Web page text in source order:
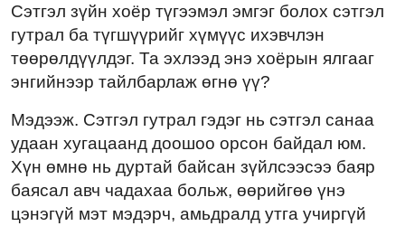
Сэтгэл зүйн хоёр түгээмэл эмгэг болох сэтгэл
гутрал ба түгшүүрийг хүмүүс ихэвчлэн
төөрөлдүүлдэг. Та эхлээд энэ хоёрын ялгааг
энгийнээр тайлбарлаж өгнө үү?
Мэдээж. Сэтгэл гутрал гэдэг нь сэтгэл санаа
удаан хугацаанд доошоо орсон байдал юм.
Хүн өмнө нь дуртай байсан зүйлсээсээ баяр
баясал авч чадахаа больж, өөрийгөө үнэ
цэнэгүй мэт мэдэрч, амьдралд утга учиргүй